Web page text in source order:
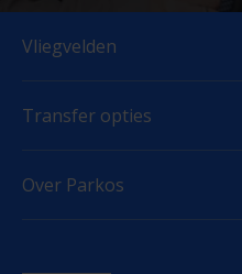
Vliegvelden
Transfer opties
Over Parkos